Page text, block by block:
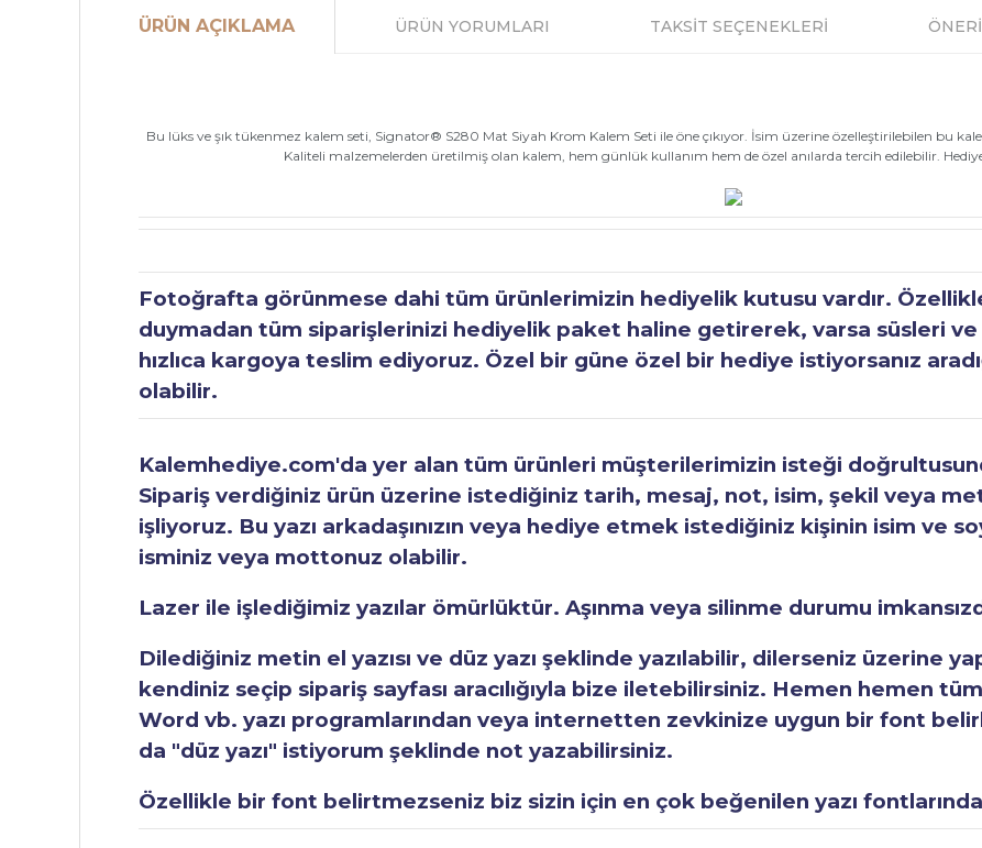
ÜRÜN AÇIKLAMA ÜRÜN YORUMLARI TAKSİT SEÇENEKLERİ
Bu lüks ve şık tükenmez kalem seti, Signator® S280 Mat Siyah Krom Kalem Seti ile öne çıkıyor. İsim üzerine özelleştirilebilen bu
Kaliteli malzemelerden üretilmiş olan kalem, hem günlük kullanım hem de özel anılarda tercih edilebilir.
Fotoğrafta görünmese dahi tüm ürünlerimizin hediyelik kutusu vardır.
duymadan tüm siparişlerinizi hediyelik paket haline getirerek, varsa süsleri
hızlıca kargoya teslim ediyoruz. Özel bir güne özel bir hediye istiyorsanız
olabilir.
Kalemhediye.com'da yer alan tüm ürünleri müşterilerimizin isteği
Sipariş verdiğiniz ürün üzerine istediğiniz tarih, mesaj, not, isim, şekil veya
işliyoruz. Bu yazı arkadaşınızın veya hediye etmek istediğiniz kişinin isim ve
isminiz veya mottonuz olabilir.
Lazer ile işlediğimiz yazılar ömürlüktür. Aşınma veya silinme durumu
Dilediğiniz metin el yazısı ve düz yazı şeklinde yazılabilir, dilerseniz üzerine
kendiniz seçip sipariş sayfası aracılığıyla bize iletebilirsiniz. Hemen hemen
Word vb. yazı programlarından veya internetten zevkinize uygun bir font
da "düz yazı" istiyorum şeklinde not yazabilirsiniz.
Özellikle bir font belirtmezseniz biz sizin için en çok beğenilen yazı